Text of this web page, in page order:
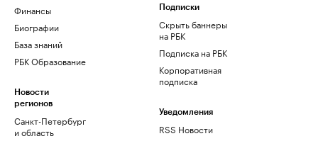
Финансы
Биографии
База знаний
РБК Образование
Новости
регионов
Санкт-Петербург
и область
Подписки
Скрыть баннеры
на РБК
Подписка на РБК
Корпоративная
подписка
Уведомления
RSS Новости